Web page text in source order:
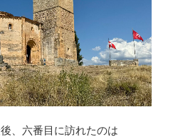
、六番目に訪れたのは